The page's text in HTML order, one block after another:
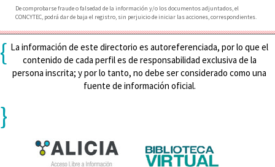
De comprobarse fraude o falsedad de la información y/o los documentos adjuntados, el
CONCYTEC, podrá dar de baja el registro, sin perjuicio de iniciar las acciones, correspondientes.
{ La información de este directorio es autoreferenciada, por lo que el
contenido de cada perfil es de responsabilidad exclusiva de la
persona inscrita; y por lo tanto, no debe ser considerado como una
fuente de información oficial.
}